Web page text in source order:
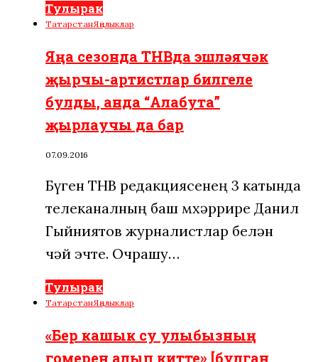
Тулырак
ТатарстанЯңалыклар
Яңа сезонда ТНВда эшләячәк
җырчы-артистлар билгеле
булды, анда “Алабута”
җырлаучы да бар
07.09.2016
Бүген ТНВ редакциясенең 3 катында
телеканалның баш мөхәррире Данил
Гыйниятов журналистлар белән
чәй эчте. Очрашу…
Тулырак
ТатарстанЯңалыклар
«Бер кашык су улыбызның
гомерен алып китте» [булган